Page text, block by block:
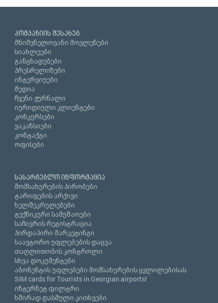
კომპანიის შესახებ
მნიშვნელოვანი მოვლენები
სიახლეები
განცხადებები
პრესრელიზები
ინტერვიუები
მედია
ჩვენი ჟურნალი
იურიდიული კლიენტები
კონკურსები
ვაკანსიები
კონტაქტი
ოფისები
სასარგებლო ინფორმაცია
მომსახურების პირობები
ტარიფების არქივი
ხელშეკრულებები
ტექნიკური სამუშაოები
საჩივრის რეგისტრაცია
პირდაპირი მარკეტინგი
საავტორო უფლებების დაცვა
თაღლითობის კონტროლი
სხვა დოკუმენტები
აბონენტის უფლებები მომსახურების ცვლილებისას
SIM cards for Tourists in Georgian airports!
ინტერნეტ ფილტრი
ხშირად დასმული კითხვები